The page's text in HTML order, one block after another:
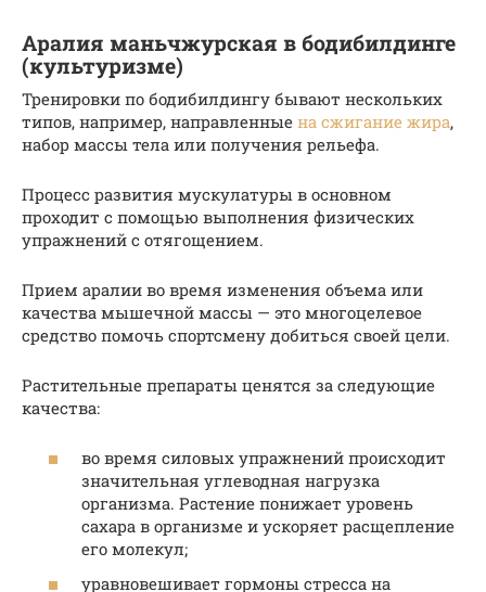
Аралия маньчжурская в бодибилдинге
(культуризме)
Тренировки по бодибилдингу бывают нескольких
типов, например, направленные на сжигание жира,
набор массы тела или получения рельефа.
Процесс развития мускулатуры в основном
проходит с помощью выполнения физических
упражнений с отягощением.
Прием аралии во время изменения объема или
качества мышечной массы — это многоцелевое
средство помочь спортсмену добиться своей цели.
Растительные препараты ценятся за следующие
качества:
во время силовых упражнений происходит
значительная углеводная нагрузка
организма. Растение понижает уровень
сахара в организме и ускоряет расщепление
его молекул;
уравновешивает гормоны стресса на